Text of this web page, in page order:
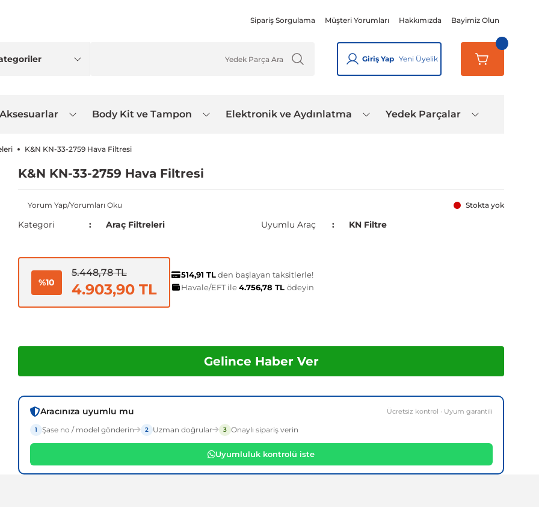
Sipariş Sorgulama Müşteri Yorumları Hakkımızda Bayimiz Olun
Giriş Yap Yeni Üyelik
Aksesuarlar Body Kit ve Tampon Elektronik ve Aydınlatma Yedek Parçalar
K&N KN-33-2759 Hava Filtresi
K&N KN-33-2759 Hava Filtresi
Yorum Yap/Yorumları Oku Stokta yok
Kategori Araç Filtreleri Uyumlu Araç KN Filtre
%10
5.448,78 TL
4.903,90 TL
514,91 TLden başlayan taksitlerle!
Havale/EFT ile4.756,78 TL ödeyin
Gelince Haber Ver
Aracınıza uyumlu mu Ücretsiz kontrol · Uyum garantili
1 Şase no / model gönderin 2 Uzman doğrular 3 Onaylı sipariş verin
Uyumluluk kontrolü iste